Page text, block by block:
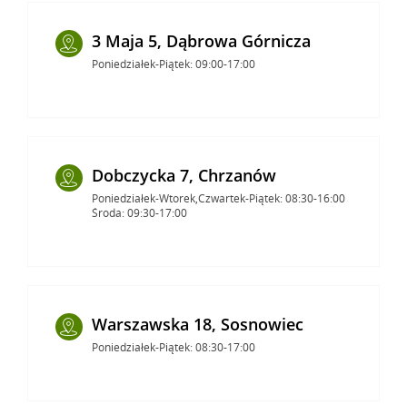
3 Maja 5, Dąbrowa Górnicza
Poniedziałek-Piątek: 09:00-17:00
Dobczycka 7, Chrzanów
Poniedziałek-Wtorek,Czwartek-Piątek: 08:30-16:00
Środa: 09:30-17:00
Warszawska 18, Sosnowiec
Poniedziałek-Piątek: 08:30-17:00